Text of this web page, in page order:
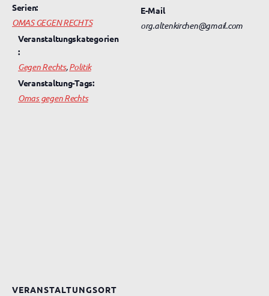
Serien:
OMAS GEGEN RECHTS
Veranstaltungskategorien
:
Gegen Rechts,Politik
Veranstaltung-Tags:
Omas gegen Rechts
E-Mail
org.altenkirchen@gmail.com
VERANSTALTUNGSORT